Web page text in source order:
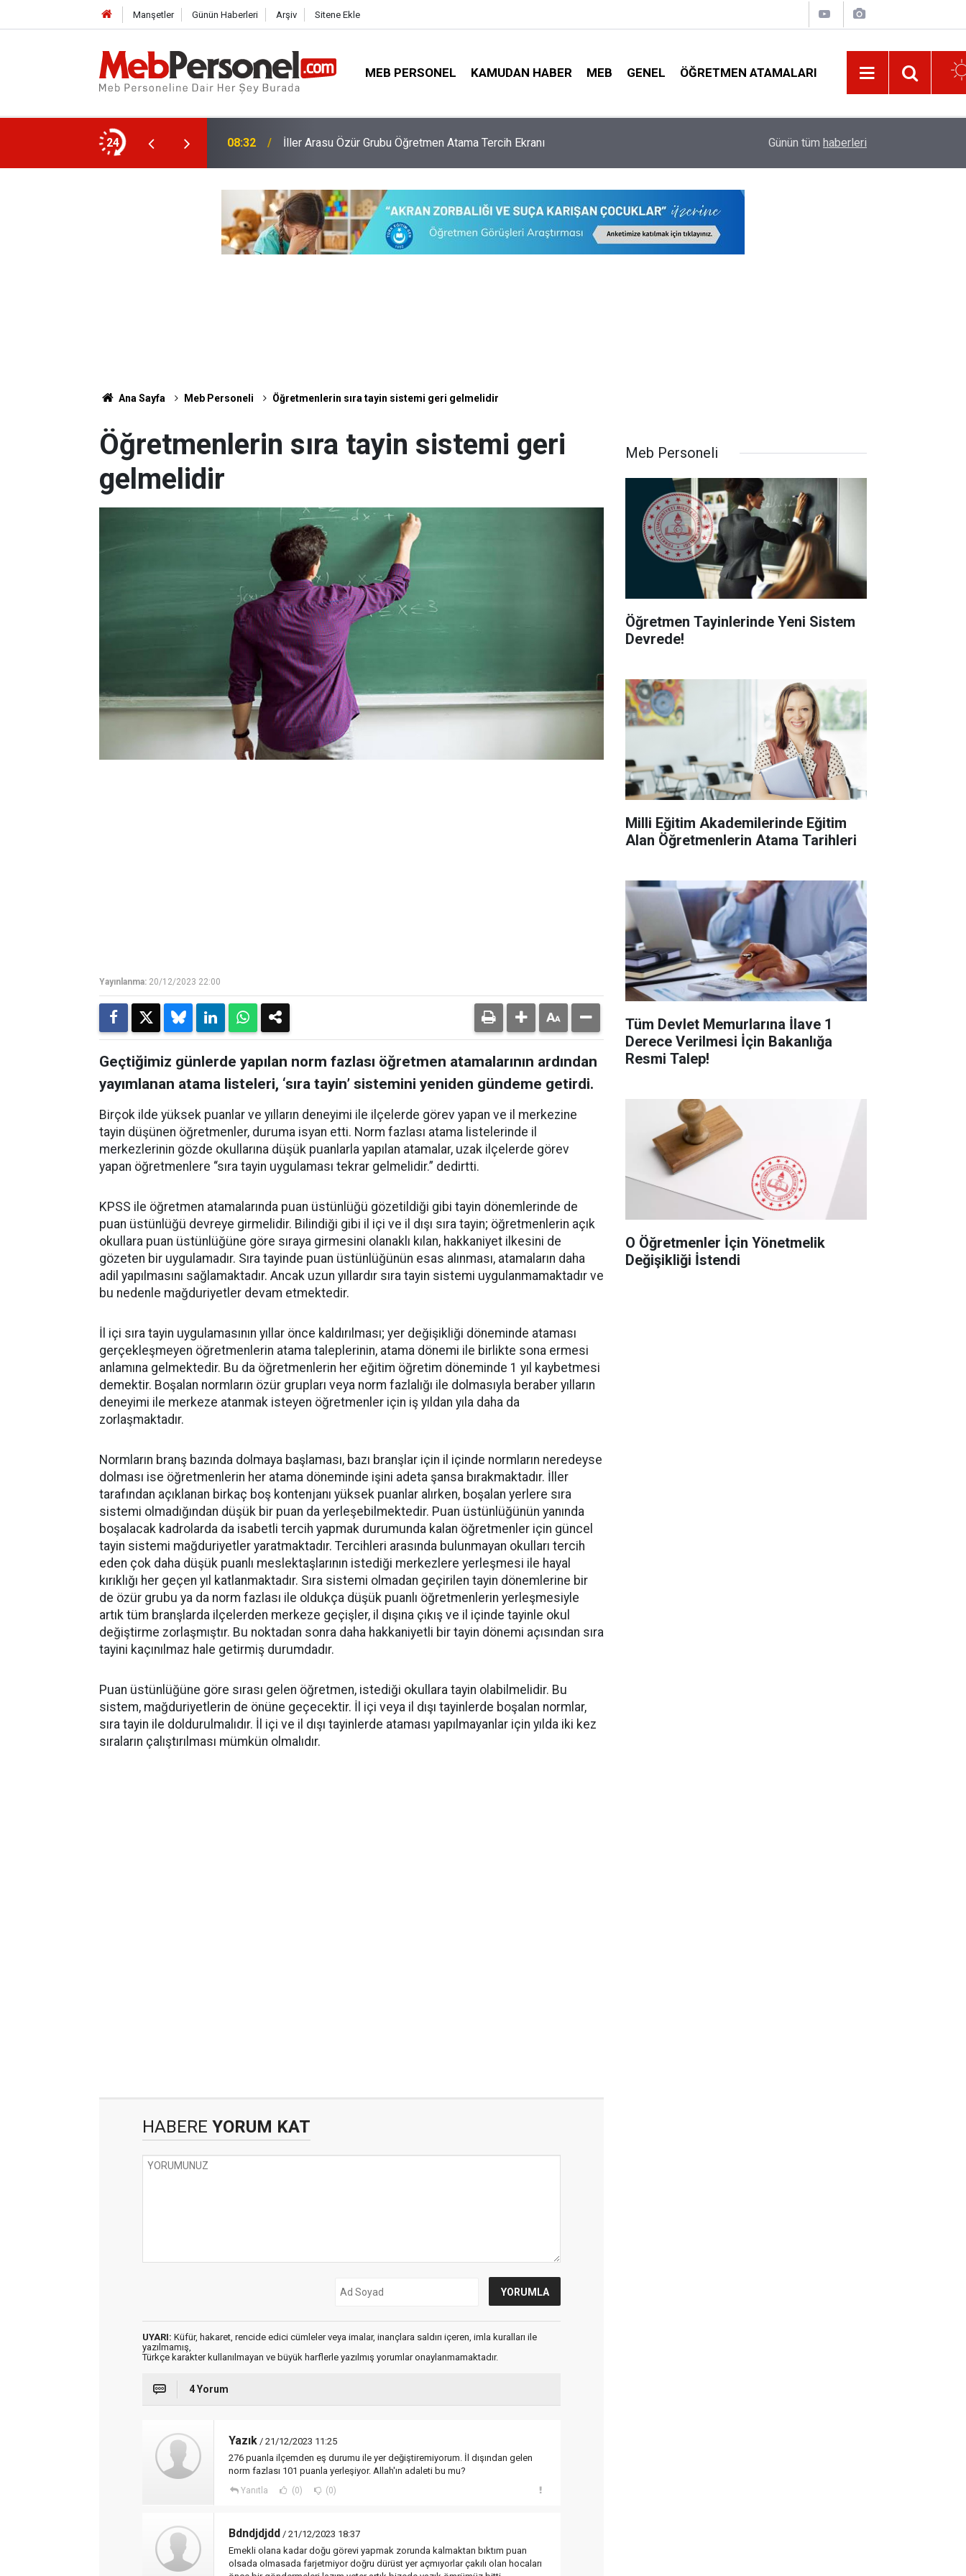
Manşetler Günün Haberleri Arşiv Sitene Ekle
MEB PERSONEL KAMUDAN HABER MEB GENEL ÖĞRETMEN ATAMALARI
24
Kritik Tarihler! 08:32 İller Arasu Özür Grubu Öğretmen Atama Tercih Ekranı Ortaokul Müdürü İlçe Milli Eğitim Müdürlüğüne
Günün tüm haberleri
Ana Sayfa Meb Personeli Öğretmenlerin sıra tayin sistemi geri gelmelidir
Öğretmenlerin sıra tayin sistemi geri
gelmelidir
Yayınlanma: 20/12/2023 22:00
Geçtiğimiz günlerde yapılan norm fazlası öğretmen atamalarının ardından
yayımlanan atama listeleri, ‘sıra tayin’ sistemini yeniden gündeme getirdi.
Birçok ilde yüksek puanlar ve yılların deneyimi ile ilçelerde görev yapan ve il merkezine
tayin düşünen öğretmenler, duruma isyan etti. Norm fazlası atama listelerinde il
merkezlerinin gözde okullarına düşük puanlarla yapılan atamalar, uzak ilçelerde görev
yapan öğretmenlere “sıra tayin uygulaması tekrar gelmelidir.” dedirtti.
KPSS ile öğretmen atamalarında puan üstünlüğü gözetildiği gibi tayin dönemlerinde de
puan üstünlüğü devreye girmelidir. Bilindiği gibi il içi ve il dışı sıra tayin; öğretmenlerin açık
okullara puan üstünlüğüne göre sıraya girmesini olanaklı kılan, hakkaniyet ilkesini de
gözeten bir uygulamadır. Sıra tayinde puan üstünlüğünün esas alınması, atamaların daha
adil yapılmasını sağlamaktadır. Ancak uzun yıllardır sıra tayin sistemi uygulanmamaktadır ve
bu nedenle mağduriyetler devam etmektedir.
İl içi sıra tayin uygulamasının yıllar önce kaldırılması; yer değişikliği döneminde ataması
gerçekleşmeyen öğretmenlerin atama taleplerinin, atama dönemi ile birlikte sona ermesi
anlamına gelmektedir. Bu da öğretmenlerin her eğitim öğretim döneminde 1 yıl kaybetmesi
demektir. Boşalan normların özür grupları veya norm fazlalığı ile dolmasıyla beraber yılların
deneyimi ile merkeze atanmak isteyen öğretmenler için iş yıldan yıla daha da
zorlaşmaktadır.
Normların branş bazında dolmaya başlaması, bazı branşlar için il içinde normların neredeyse
dolması ise öğretmenlerin her atama döneminde işini adeta şansa bırakmaktadır. İller
tarafından açıklanan birkaç boş kontenjanı yüksek puanlar alırken, boşalan yerlere sıra
sistemi olmadığından düşük bir puan da yerleşebilmektedir. Puan üstünlüğünün yanında
boşalacak kadrolarda da isabetli tercih yapmak durumunda kalan öğretmenler için güncel
tayin sistemi mağduriyetler yaratmaktadır. Tercihleri arasında bulunmayan okulları tercih
eden çok daha düşük puanlı meslektaşlarının istediği merkezlere yerleşmesi ile hayal
kırıklığı her geçen yıl katlanmaktadır. Sıra sistemi olmadan geçirilen tayin dönemlerine bir
de özür grubu ya da norm fazlası ile oldukça düşük puanlı öğretmenlerin yerleşmesiyle
artık tüm branşlarda ilçelerden merkeze geçişler, il dışına çıkış ve il içinde tayinle okul
değiştirme zorlaşmıştır. Bu noktadan sonra daha hakkaniyetli bir tayin dönemi açısından sıra
tayini kaçınılmaz hale getirmiş durumdadır.
Puan üstünlüğüne göre sırası gelen öğretmen, istediği okullara tayin olabilmelidir. Bu
sistem, mağduriyetlerin de önüne geçecektir. İl içi veya il dışı tayinlerde boşalan normlar,
sıra tayin ile doldurulmalıdır. İl içi ve il dışı tayinlerde ataması yapılmayanlar için yılda iki kez
sıraların çalıştırılması mümkün olmalıdır.
HABERE YORUM KAT
UYARI: Küfür, hakaret, rencide edici cümleler veya imalar, inançlara saldırı içeren, imla kuralları ile
yazılmamış,
Türkçe karakter kullanılmayan ve büyük harflerle yazılmış yorumlar onaylanmamaktadır.
4 Yorum
Yazık / 21/12/2023 11:25
276 puanla ilçemden eş durumu ile yer değiştiremiyorum. İl dışından gelen
norm fazlası 101 puanla yerleşiyor. Allah'ın adaleti bu mu?
Yanıtla (0) (0)
Bdndjdjdd / 21/12/2023 18:37
Emekli olana kadar doğu görevi yapmak zorunda kalmaktan bıktım puan
olsada olmasada farjetmiyor doğru dürüst yer açmıyorlar çakılı olan hocaları
Meb Personeli
Öğretmen Tayinlerinde Yeni Sistem
Devrede!
Milli Eğitim Akademilerinde Eğitim
Alan Öğretmenlerin Atama Tarihleri
Tüm Devlet Memurlarına İlave 1
Derece Verilmesi İçin Bakanlığa
Resmi Talep!
O Öğretmenler İçin Yönetmelik
Değişikliği İstendi